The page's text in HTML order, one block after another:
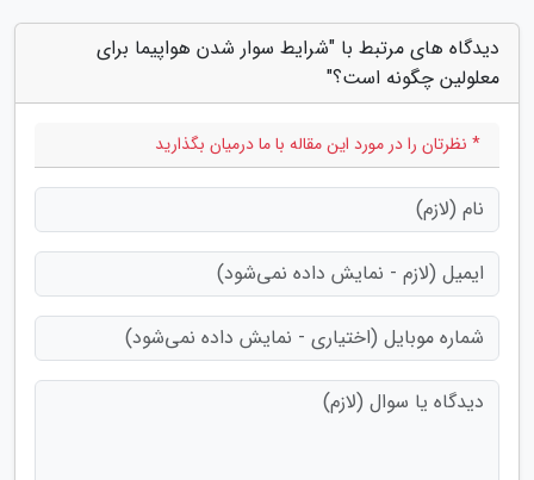
دیدگاه های مرتبط با "شرایط سوار شدن هواپیما برای
معلولین چگونه است؟"
* نظرتان را در مورد این مقاله با ما درمیان بگذارید